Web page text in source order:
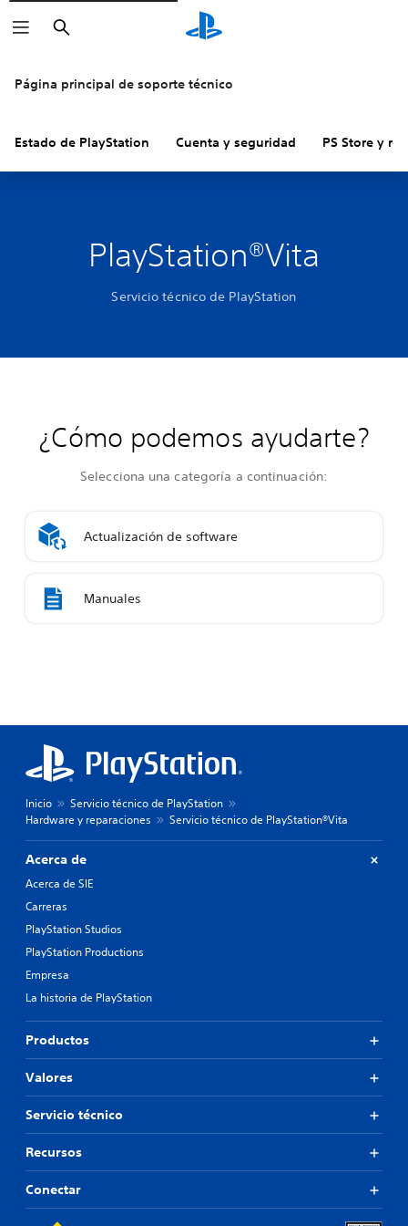
Buscar
Página principal de soporte técnico
Estado de PlayStation Cuenta y seguridad PS Store y
PlayStation®Vita
Servicio técnico de PlayStation
¿Cómo podemos ayudarte?
Selecciona una categoría a continuación:
Actualización de software
Manuales
Inicio
Servicio técnico de PlayStation
Hardware y reparaciones
Servicio técnico de PlayStation®Vita
Acerca de
Acerca de SIE
Carreras
PlayStation Studios
PlayStation Productions
Empresa
La historia de PlayStation
Productos
Valores
Servicio técnico
Recursos
Conectar